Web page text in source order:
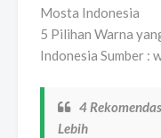
5 Pilihan Warna
Indonesia Sumber :
4
Lebih